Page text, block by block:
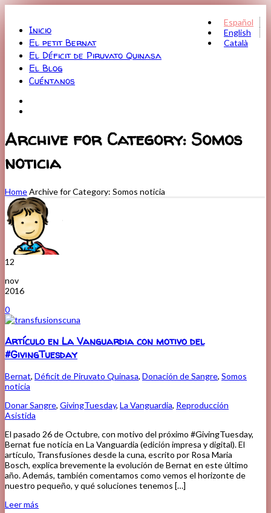
Español
English
Català
Inicio
El petit Bernat
El Déficit de Piruvato Quinasa
El Blog
Cuéntanos
Archive for Category: Somos
noticia
HomeArchive for Category: Somos noticia
12
nov
2016
0
Artículo en La Vanguardia con motivo del
#GivingTuesday
Bernat, Déficit de Piruvato Quinasa, Donación de Sangre, Somos
noticia
Donar Sangre, GivingTuesday, La Vanguardia, Reproducción
Asistida
El pasado 26 de Octubre, con motivo del próximo #GivingTuesday,
Bernat fue noticia en La Vanguardia (edición impresa y digital). El
artículo, Transfusiones desde la cuna, escrito por Rosa Maria
Bosch, explica brevemente la evolución de Bernat en este último
año. Además, también comentamos como vemos el horizonte de
nuestro pequeño, y qué soluciones tenemos […]
Leer más